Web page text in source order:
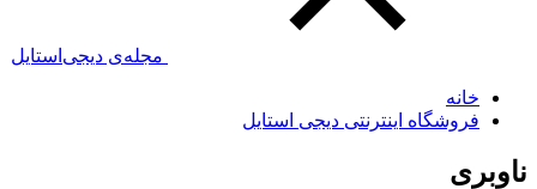
مجله‌ی دیجی‌استایل
خانه
فروشگاه اینترنتی دیجی استایل
ناوبری